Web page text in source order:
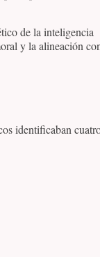
de la inteligencia
y la alineación
identificaban